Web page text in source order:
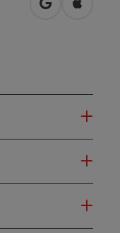
Openen in